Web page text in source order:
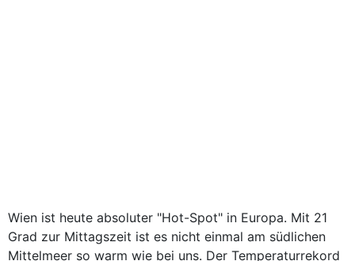
Wien ist heute absoluter "Hot-Spot" in Europa. Mit 21
Grad zur Mittagszeit ist es nicht einmal am südlichen
Mittelmeer so warm wie bei uns. Der Temperaturrekord